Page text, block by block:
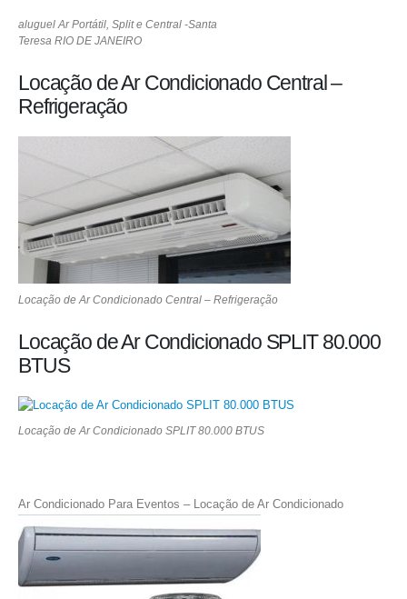
aluguel Ar Portátil, Split e Central -Santa
Teresa RIO DE JANEIRO
Locação de Ar Condicionado Central –
Refrigeração
Locação de Ar Condicionado Central – Refrigeração
Locação de Ar Condicionado SPLIT 80.000
BTUS
Locação de Ar Condicionado SPLIT 80.000 BTUS
Ar Condicionado Para Eventos – Locação de Ar Condicionado